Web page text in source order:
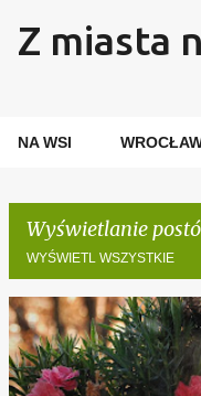
Z miasta
NA WSI
Wyświetlanie
WYŚWIETL WSZYSTKIE
P
o
s